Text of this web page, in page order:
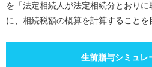
を「法定相続人が法定相続分とおり
に、相続税額の概算を計算することを
生前贈与シミュレ